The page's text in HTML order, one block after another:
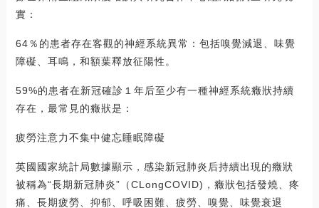
實：
64％的患者存在客觀的神經系統異常：包括嗅覺減退、味覺
障礙、耳鳴，和額葉釋放征陽性。
59%的患者在新冠確診１年后至少有一種神經系統癥狀持續
存在，最常見的癥狀是：
疲勞注意力不集中健忘睡眠障礙
英國國家統計局數據顯示，感染新冠肺炎后持續出現的癥狀
被稱為“長期新冠肺炎”（CLongCOVID)，癥狀包括發燒、疼
痛、長期疲勞、抑郁、呼吸困難、疲勞、嗅覺、味覺衰退